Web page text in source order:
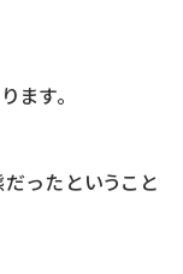
ます。
ったということ